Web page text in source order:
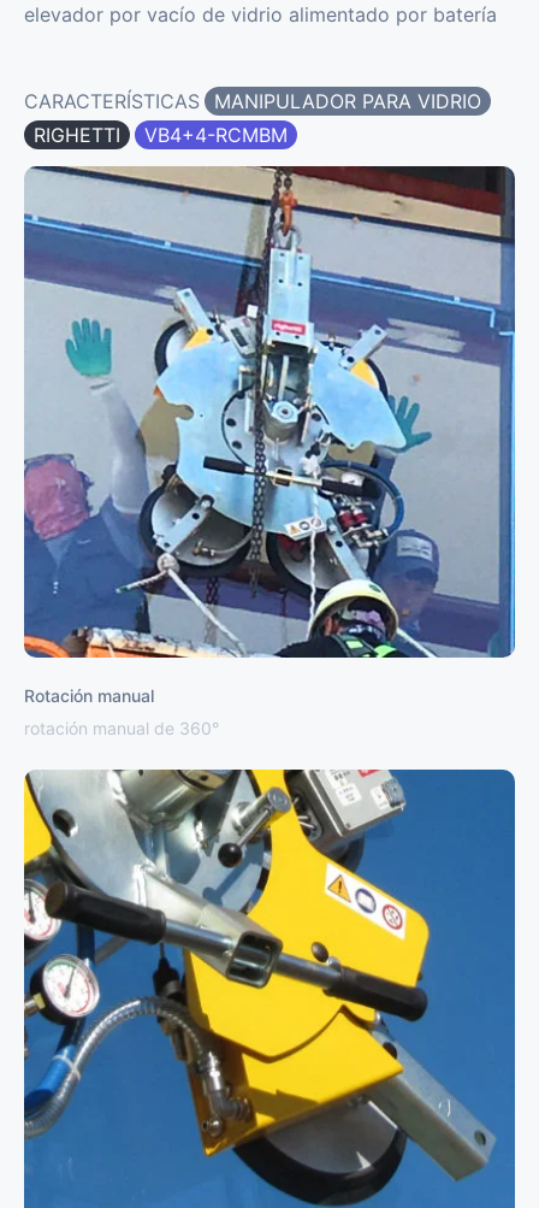
elevador por vacío de vidrio alimentado por batería
CARACTERÍSTICAS
MANIPULADOR PARA VIDRIO
RIGHETTI
VB4+4-RCMBM
Rotación manual
rotación manual de 360°